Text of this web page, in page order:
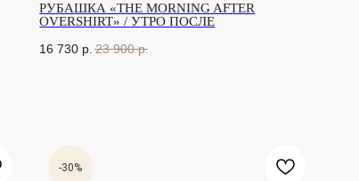
РУБАШКА «THE MORNING AFTER
OVERSHIRT» / УТРО ПОСЛЕ
16 730 р. 23 900 р.
-30%